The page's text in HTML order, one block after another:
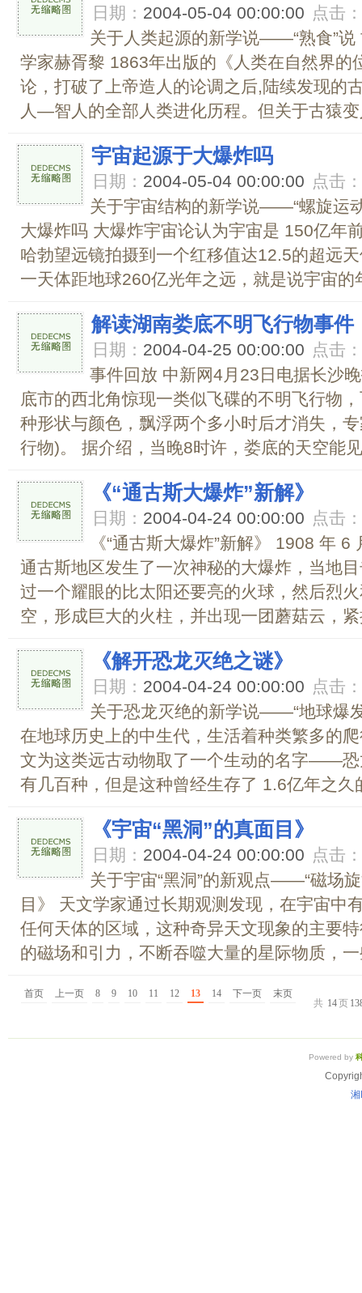
日期： 2004-05-04 00:00:00 点击：
关于人类起源的新学说――“熟食”说
学家赫胥黎 1863年出版的《人类在自然界的
论，打破了上帝造人的论调之后,陆续发现的
人―智人的全部人类进化历程。但关于古猿
宇宙起源于大爆炸吗
日期： 2004-05-04 00:00:00 点击：
关于宇宙结构的新学说――“螺旋运
大爆炸吗 大爆炸宇宙论认为宇宙是 150亿年
哈勃望远镜拍摄到一个红移值达12.5的超远
一天体距地球260亿光年之远，就是说宇宙的
解读湖南娄底不明飞行物事件
日期： 2004-04-25 00:00:00 点击：
事件回放 中新网4月23日电据长沙
底市的西北角惊现一类似飞碟的不明飞行物
种形状与颜色，飘浮两个多小时后才消失，
行物)。 据介绍，当晚8时许，娄底的天空能
《“通古斯大爆炸”新解》
日期： 2004-04-24 00:00:00 点击：
《“通古斯大爆炸”新解》 1908 年
通古斯地区发生了一次神秘的大爆炸，当地
过一个耀眼的比太阳还要亮的火球，然后烈
空，形成巨大的火柱，并出现一团蘑菇云，
《解开恐龙灭绝之谜》
日期： 2004-04-24 00:00:00 点击：
关于恐龙灭绝的新学说――“地球爆
在地球历史上的中生代，生活着种类繁多的
文为这类远古动物取了一个生动的名字――
有几百种，但是这种曾经生存了 1.6亿年之久
《宇宙“黑洞”的真面目》
日期： 2004-04-24 00:00:00 点击：
关于宇宙“黑洞”的新观点――“磁场旋
目》 天文学家通过长期观测发现，在宇宙中
任何天体的区域，这种奇异天文现象的主要
的磁场和引力，不断吞噬大量的星际物质，
首页 上一页 8 9 10 11 12 13 14 下一页
末页
共 14页
Powered by